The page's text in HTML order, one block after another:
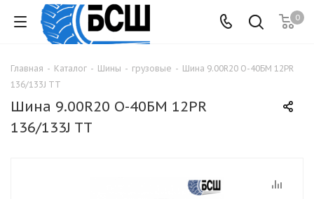
0
Главная - Каталог - Шины - грузовые - Шина 9.00R20 О-40БМ 12PR
136/133J TT
Шина 9.00R20 О-40БМ 12PR
136/133J TT